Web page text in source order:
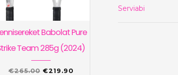
Babolat Pure
Team 285g (2024)
€265.00 Algne
€219.90Praegune
Serviabi